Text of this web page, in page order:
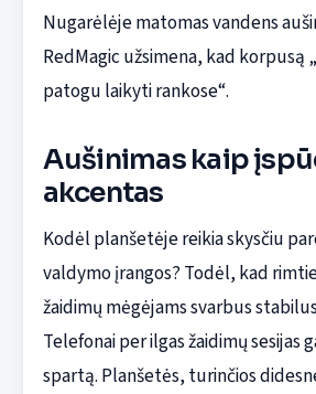
Nugarėlėje matomas vandens
RedMagic užsimena, kad korpusą
patogu laikyti rankose“.
Aušinimas kaip
akcentas
Kodėl planšetėje reikia skysčiu
valdymo įrangos? Todėl, kad
žaidimų mėgėjams svarbus
Telefonai per ilgas žaidimų sesijas
spartą. Planšetės, turinčios